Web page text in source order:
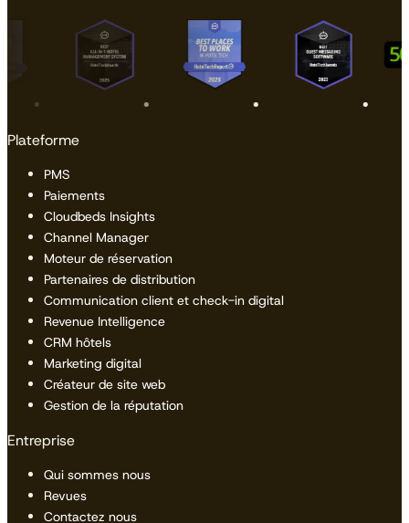
Plateforme
PMS
Paiements
Cloudbeds Insights
Channel Manager
Moteur de réservation
Partenaires de distribution
Communication client et check-in digital
Revenue Intelligence
CRM hôtels
Marketing digital
Créateur de site web
Gestion de la réputation
Entreprise
Qui sommes nous
Revues
Contactez nous